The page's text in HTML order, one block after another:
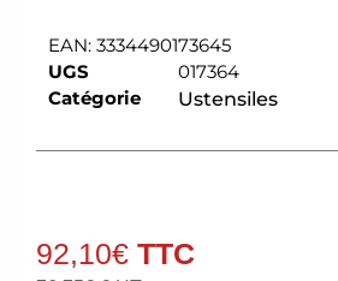
EAN: 3334490173645
UGS
017364
Catégorie
Ustensiles
92,10€